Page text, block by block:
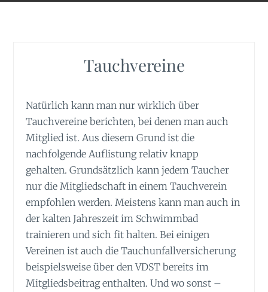
Tauchvereine
Natürlich kann man nur wirklich über
Tauchvereine berichten, bei denen man auch
Mitglied ist. Aus diesem Grund ist die
nachfolgende Auflistung relativ knapp
gehalten. Grundsätzlich kann jedem Taucher
nur die Mitgliedschaft in einem Tauchverein
empfohlen werden. Meistens kann man auch in
der kalten Jahreszeit im Schwimmbad
trainieren und sich fit halten. Bei einigen
Vereinen ist auch die Tauchunfallversicherung
beispielsweise über den VDST bereits im
Mitgliedsbeitrag enthalten. Und wo sonst –